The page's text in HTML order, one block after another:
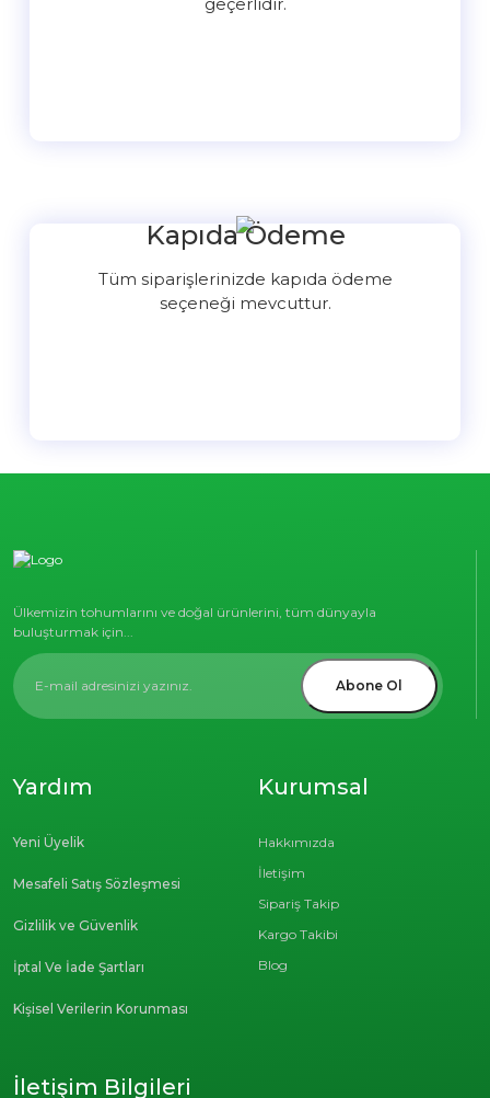
Kapıda Ödeme
Tüm siparişlerinizde kapıda ödeme
seçeneği mevcuttur.
Ülkemizin tohumlarını ve doğal ürünlerini, tüm dünyayla
buluşturmak için...
Abone Ol
Kurumsal
Hakkımızda
İletişim
Sipariş Takip
Kargo Takibi
Blog
Yardım
Yeni Üyelik
Mesafeli Satış Sözleşmesi
Gizlilik ve Güvenlik
İptal Ve İade Şartları
Kişisel Verilerin Korunması
İletişim Bilgileri